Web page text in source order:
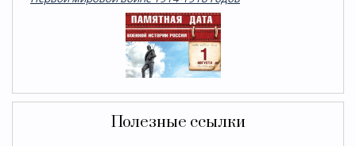
Полезные ссылки